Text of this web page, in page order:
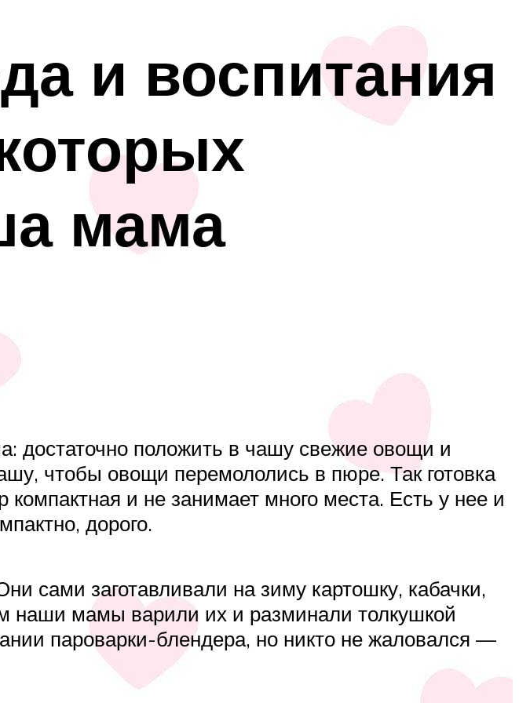
и воспитания
мама
достаточно положить в чашу свежие овощи и
чтобы овощи перемололись в пюре. Так готовка
и не занимает много места. Есть у нее и
дорого.
сами заготавливали на зиму картошку, кабачки,
наши мамы варили их и разминали толкушкой
пароварки-блендера, но никто не жаловался —